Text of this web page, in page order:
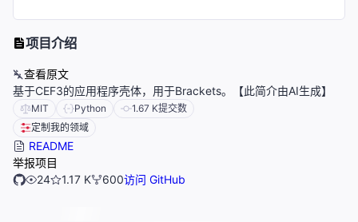
项目介绍
查看原文
基于CEF3的应用程序壳体，用于Brackets。【此简介由AI生成】
MIT Python 1.67 K提交数
定制我的领域
README
举报项目
24
1.17 K 600访问 GitHub